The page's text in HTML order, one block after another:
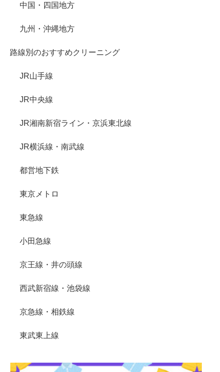
中国・四国地方
九州・沖縄地方
路線別のおすすめクリーニング
JR山手線
JR中央線
JR湘南新宿ライン・京浜東北線
JR横浜線・南武線
都営地下鉄
東京メトロ
東急線
小田急線
京王線・井の頭線
西武新宿線・池袋線
京急線・相鉄線
東武東上線